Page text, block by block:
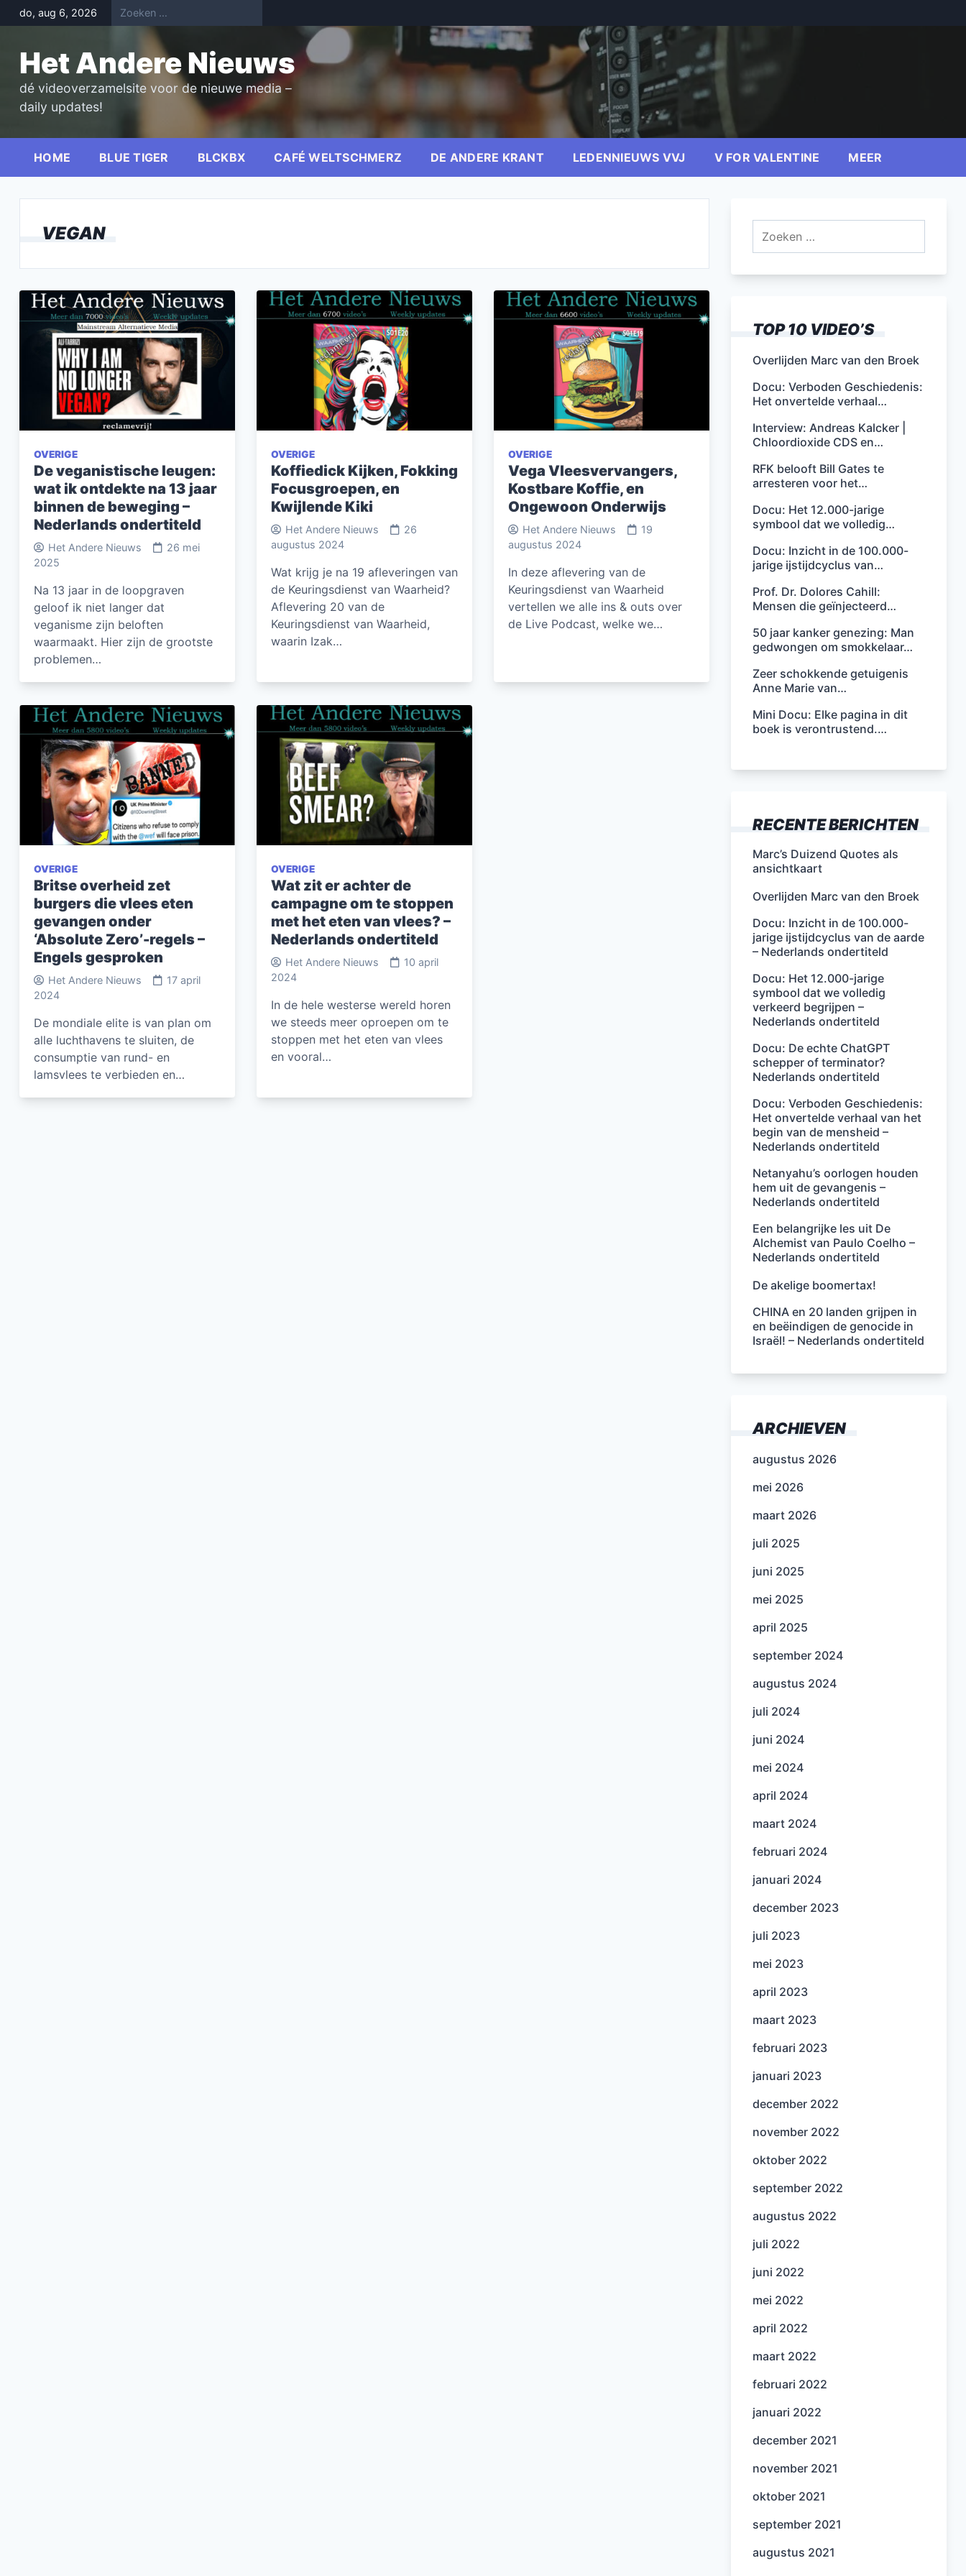
Skip
to
do, aug 6, 2026
Het Andere Nieuws
dé videoverzamelsite voor de nieuwe media –
daily updates!
HOME BLUE TIGER BLCKBX CAFÉ WELTSCHMERZ DE ANDERE KRANT LEDENNIEUWS VVJ V FOR VALENTINE MEER
VEGAN
OVERIGE
De veganistische leugen:
wat ik ontdekte na 13 jaar
binnen de beweging –
Nederlands ondertiteld
Het Andere Nieuws
26 mei
2025
Na 13 jaar in de loopgraven
geloof ik niet langer dat
veganisme zijn beloften
waarmaakt. Hier zijn de grootste
problemen…
OVERIGE
Koffiedick Kijken, Fokking
Focusgroepen, en
Kwijlende Kiki
Het Andere Nieuws
26
augustus 2024
Wat krijg je na 19 afleveringen van
de Keuringsdienst van Waarheid?
Aflevering 20 van de
Keuringsdienst van Waarheid,
waarin Izak…
OVERIGE
Vega Vleesvervangers,
Kostbare Koffie, en
Ongewoon Onderwijs
Het Andere Nieuws
19
augustus 2024
In deze aflevering van de
Keuringsdienst van Waarheid
vertellen we alle ins & outs over
de Live Podcast, welke we…
OVERIGE
Britse overheid zet
burgers die vlees eten
gevangen onder
‘Absolute Zero’-regels –
Engels gesproken
Het Andere Nieuws
17 april
2024
De mondiale elite is van plan om
alle luchthavens te sluiten, de
consumptie van rund- en
lamsvlees te verbieden en…
OVERIGE
Wat zit er achter de
campagne om te stoppen
met het eten van vlees? –
Nederlands ondertiteld
Het Andere Nieuws
10 april
2024
In de hele westerse wereld horen
we steeds meer oproepen om te
stoppen met het eten van vlees
en vooral…
TOP 10 VIDEO’S
Overlijden Marc van den Broek
Docu: Verboden Geschiedenis:
Het onvertelde verhaal…
Interview: Andreas Kalcker |
Chloordioxide CDS en…
RFK belooft Bill Gates te
arresteren voor het…
Docu: Het 12.000-jarige
symbool dat we volledig…
Docu: Inzicht in de 100.000-
jarige ijstijdcyclus van…
Prof. Dr. Dolores Cahill:
Mensen die geïnjecteerd…
50 jaar kanker genezing: Man
gedwongen om smokkelaar…
Zeer schokkende getuigenis
Anne Marie van…
Mini Docu: Elke pagina in dit
boek is verontrustend.…
RECENTE BERICHTEN
Marc’s Duizend Quotes als
ansichtkaart
Overlijden Marc van den Broek
Docu: Inzicht in de 100.000-
jarige ijstijdcyclus van de aarde
– Nederlands ondertiteld
Docu: Het 12.000-jarige
symbool dat we volledig
verkeerd begrijpen –
Nederlands ondertiteld
Docu: De echte ChatGPT
schepper of terminator?
Nederlands ondertiteld
Docu: Verboden Geschiedenis:
Het onvertelde verhaal van het
begin van de mensheid –
Nederlands ondertiteld
Netanyahu’s oorlogen houden
hem uit de gevangenis –
Nederlands ondertiteld
Een belangrijke les uit De
Alchemist van Paulo Coelho –
Nederlands ondertiteld
De akelige boomertax!
CHINA en 20 landen grijpen in
en beëindigen de genocide in
Israël! – Nederlands ondertiteld
ARCHIEVEN
augustus 2026
mei 2026
maart 2026
juli 2025
juni 2025
mei 2025
april 2025
september 2024
augustus 2024
juli 2024
juni 2024
mei 2024
april 2024
maart 2024
februari 2024
januari 2024
december 2023
juli 2023
mei 2023
april 2023
maart 2023
februari 2023
januari 2023
december 2022
november 2022
oktober 2022
september 2022
augustus 2022
juli 2022
juni 2022
mei 2022
april 2022
maart 2022
februari 2022
januari 2022
december 2021
november 2021
oktober 2021
september 2021
augustus 2021